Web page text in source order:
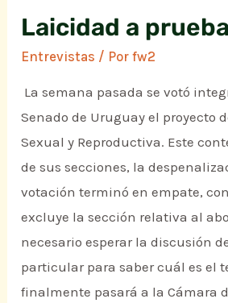
Laicidad a prueba
Entrevistas / Porfw2
La semana pasada se votó
Senado de Uruguay el proyecto
Sexual y Reproductiva. Este
de sus secciones, la
votación terminó en empate,
excluye la sección relativa al
necesario esperar la discusión
particular para saber cuál es el
finalmente pasará a la Cámara